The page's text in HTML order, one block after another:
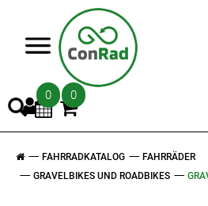
0 0
FAHRRADKATALOG
FAHRRÄDER
GRAVELBIKES UND ROADBIKES